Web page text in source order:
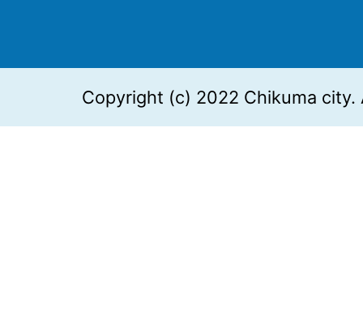
Copyright (c) 2022 Chikuma city.